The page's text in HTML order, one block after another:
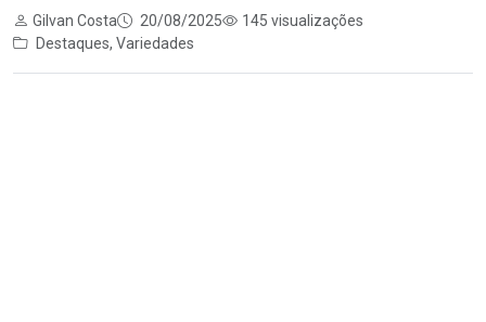
Gilvan Costa 20/08/2025
145 visualizações
Destaques, Variedades